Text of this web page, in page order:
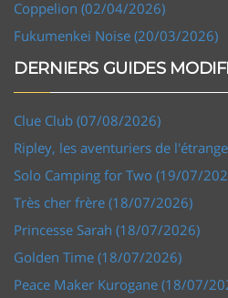
Coppelion (02/04/2026)
Fukumenkei Noise (20/03/2026)
DERNIERS GUIDES
Clue Club (07/08/2026)
Ripley, les aventuriers de
Solo Camping for Two (19/07/
Très cher frère (18/07/2026)
Princesse Sarah (18/07/2026)
Golden Time (18/07/2026)
Peace Maker Kurogane (18/07/